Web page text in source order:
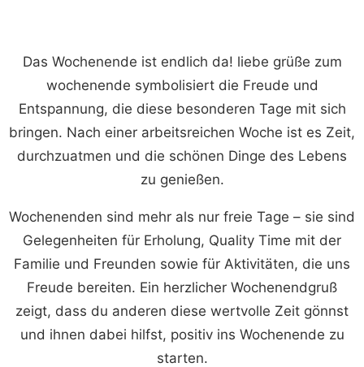
Das Wochenende ist endlich da! liebe grüße zum
wochenende symbolisiert die Freude und
Entspannung, die diese besonderen Tage mit sich
bringen. Nach einer arbeitsreichen Woche ist es Zeit,
durchzuatmen und die schönen Dinge des Lebens
zu genießen.
Wochenenden sind mehr als nur freie Tage – sie sind
Gelegenheiten für Erholung, Quality Time mit der
Familie und Freunden sowie für Aktivitäten, die uns
Freude bereiten. Ein herzlicher Wochenendgruß
zeigt, dass du anderen diese wertvolle Zeit gönnst
und ihnen dabei hilfst, positiv ins Wochenende zu
starten.